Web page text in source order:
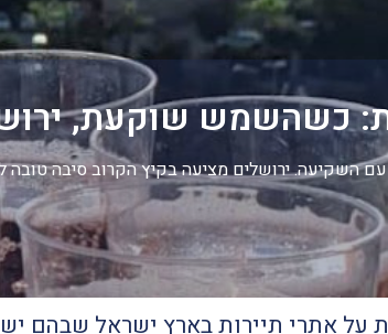
כשהשמש שוקעת,
השקיעה. ירושלים מציעה בקיץ הקרוב סיבה
על אתרי תיירות בארץ ישראל שבהם